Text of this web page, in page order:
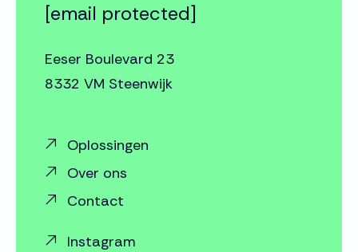
[email protected]
Eeser Boulevard 23
8332 VM Steenwijk
Oplossingen
Over ons
Contact
Instagram